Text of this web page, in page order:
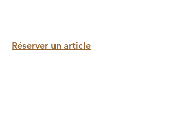
Réserver un article